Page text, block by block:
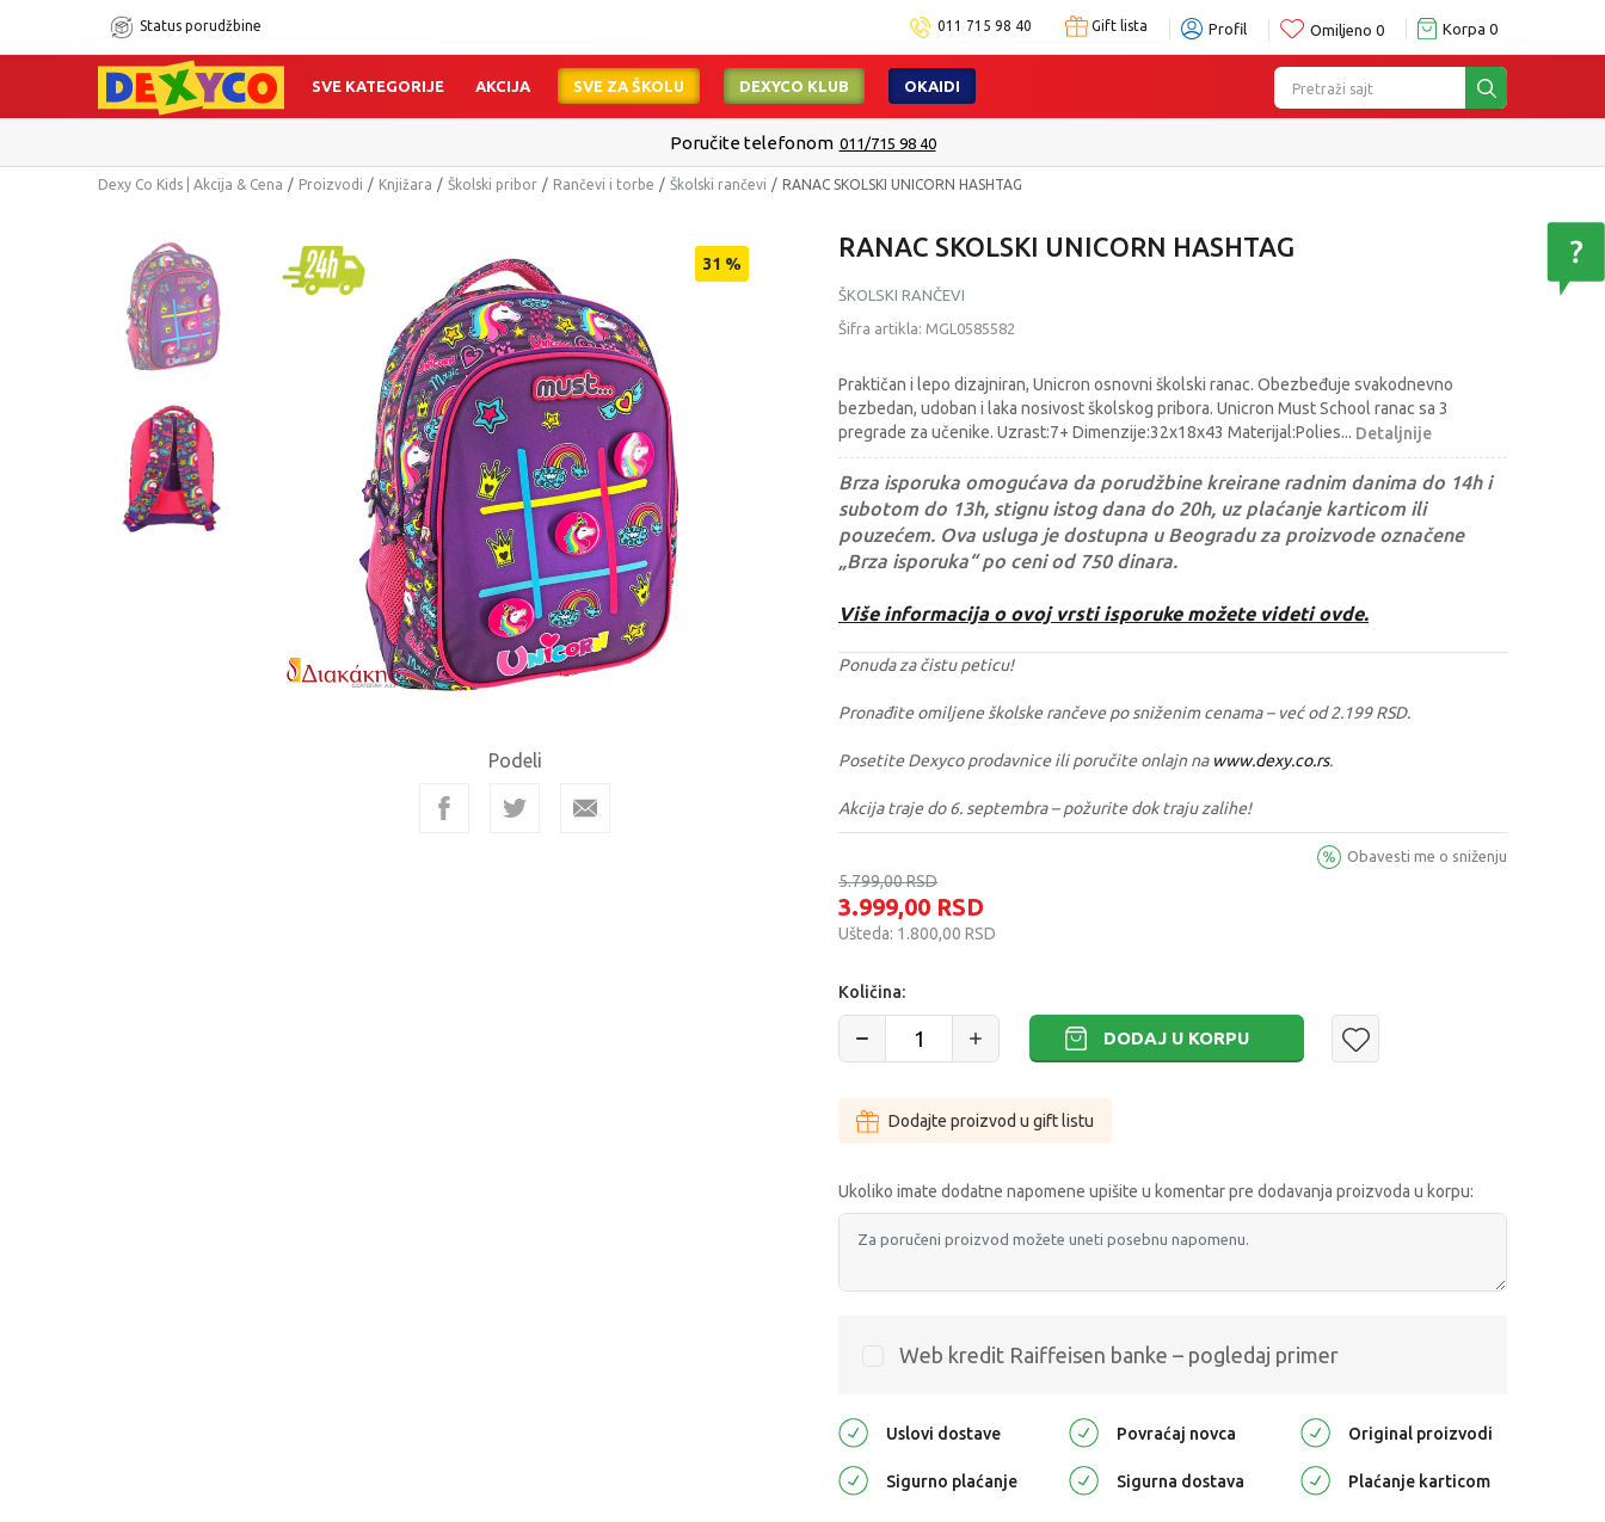
Status porudžbine 011 715 98 40 Gift lista Profil Omiljeno 0 Korpa 0
Pretraži sajt
SVE KATEGORIJE AKCIJA SVE ZA ŠKOLU DEXYCO KLUB OKAIDI
Poručite telefonom 011/715 98 40
Dexy Co Kids | Akcija & Cena Proizvodi Knjižara Školski pribor Rančevi i torbe Školski rančevi RANAC SKOLSKI UNICORN HASHTAG
31 %
Podeli
RANAC SKOLSKI UNICORN HASHTAG
ŠKOLSKI RANČEVI
Šifra artikla: MGL0585582
Praktičan i lepo dizajniran, Unicron osnovni školski ranac. Obezbeđuje svakodnevno
bezbedan, udoban i laka nosivost školskog pribora. Unicron Must School ranac sa 3
pregrade za učenike. Uzrast:7+ Dimenzije:32x18x43 Materijal:Polies... Detaljnije
Brza isporuka omogućava da porudžbine kreirane radnim danima do 14h i
subotom do 13h, stignu istog dana do 20h, uz plaćanje karticom ili
pouzećem. Ova usluga je dostupna u Beogradu za proizvode označene
„Brza isporuka“ po ceni od 750 dinara.
Više informacija o ovoj vrsti isporuke možete videti ovde.
Ponuda za čistu peticu!
Pronađite omiljene školske rančeve po sniženim cenama – već od 2.199 RSD.
Posetite Dexyco prodavnice ili poručite onlajn na www.dexy.co.rs.
Akcija traje do 6. septembra – požurite dok traju zalihe!
5.799,00RSD
3.999,00 RSD
Ušteda: 1.800,00 RSD
Obavesti me o sniženju
Količina:
DODAJ U KORPU
Dodajte proizvod u gift listu
Ukoliko imate dodatne napomene upišite u komentar pre dodavanja proizvoda u korpu:
Web kredit Raiffeisen banke – pogledaj primer
Uslovi dostave Povraćaj novca Original proizvodi
Sigurno plaćanje Sigurna dostava Plaćanje karticom